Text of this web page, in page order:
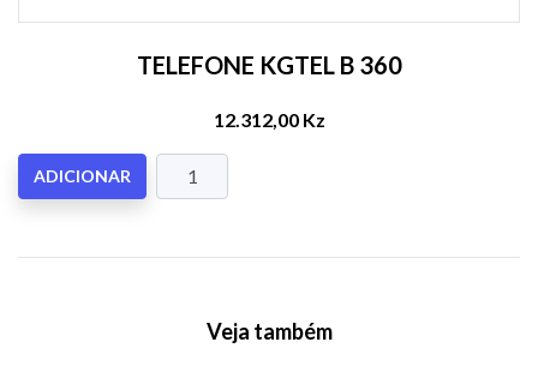
TELEFONE KGTEL B 360
12.312,00 Kz
ADICIONAR
Veja também